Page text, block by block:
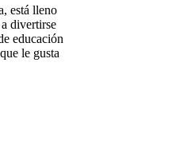
está lleno
divertirse
educación
le gusta